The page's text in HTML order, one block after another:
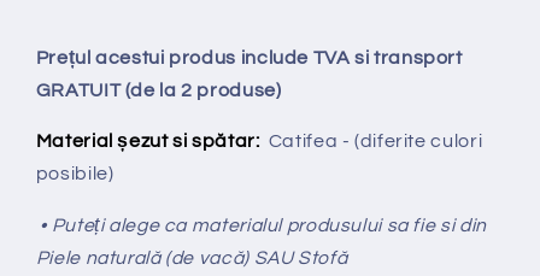
Prețul acestui produs include TVA si transport
GRATUIT (de la 2 produse)
Material șezut si spătar: Catifea - (diferite culori
posibile)
• Puteți alege ca materialul produsului sa fie si din
Piele naturală (de vacă) SAU Stofă